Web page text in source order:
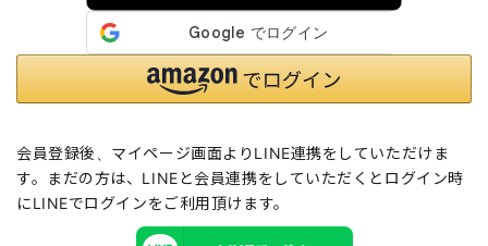
会員登録後、マイページ画面よりLINE連携をしていただけま
す。まだの方は、 LINEと会員連携をしていただくとログイン時
にLINEでログインをご利用頂けます。